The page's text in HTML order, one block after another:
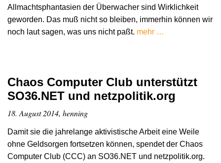
Allmachtsphantasien der Überwacher sind Wirklichkeit
geworden. Das muß nicht so bleiben, immerhin können wir
noch laut sagen, was uns nicht paßt. mehr …
Chaos Computer Club unterstützt
SO36.NET und netzpolitik.org
18. August 2014, henning
Damit sie die jahrelange aktivistische Arbeit eine Weile
ohne Geldsorgen fortsetzen können, spendet der Chaos
Computer Club (CCC) an SO36.NET und netzpolitik.org.